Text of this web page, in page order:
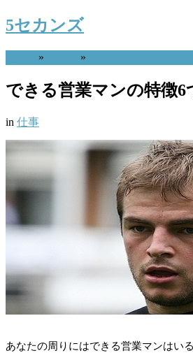
5セカンズ
» »
できる営業マンの特徴6
in 仕事
あなたの周りにはできる営業マンはい